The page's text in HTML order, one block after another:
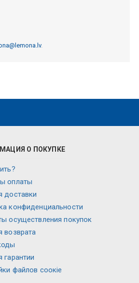
.
О ПОКУПКЕ
оплаты
доставки
конфиденциальности
осуществления покупок
возврата
гарантии
файлов соокіе